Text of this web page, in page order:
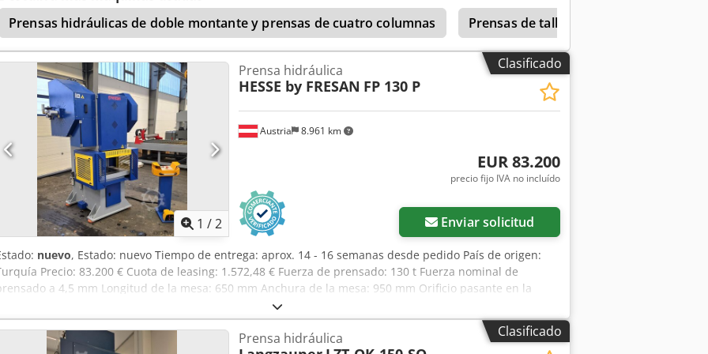
hermético. Además, el cable para el mando manual ha sido reparado en varias ocasiones.
Falta la cubierta protectora, ya que el cliente la retiró debido al uso de una grúa. Manual de operación y
planos eléctricos disponibles.
Prensas hidráulicas de doble montante y prensas de cuatro columnas
Prensas de taller
Clasificado
Pedir más fotos
1 /2
Austria 8.961 km
Prensa hidráulica
HESSE by FRESAN FP 130 P
EUR 83.200
precio fijo IVA no incluído
Enviar solicitud
nuevo, Estado: nuevo Tiempo de entrega: aprox. 14 - 16 semanas desde pedido País de origen:
Precio: 83.200 € Cuota de leasing: 1.572,48 € Fuerza de prensado: 130 t Fuerza nominal de
a 4,5 mm Longitud de la mesa: 650 mm Anchura de la mesa: 950 mm Orificio pasante en la
mesa: 220 mm Carrera: 1 - 132 mm Número de carreras: 50 1/min Guías del émbolo: 6 Ajuste del émbolo:
mm Orificio en el émbolo: 70 mm Cuello de cisne: 325 mm Altura de instalación: 500 mm Motor: 11 kW
Longitud: 1.800 mm Anchura: 1.725 mm Altura: 3.020 mm Peso: 8.000 kg Construcción de bastidor soldado
Clasificado
Prensa hidráulica